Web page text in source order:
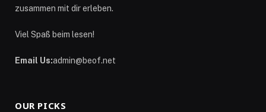
zusammen mit dir erleben.
Viel Spaß beim lesen!
Email Us:admin@beof.net
OUR PICKS